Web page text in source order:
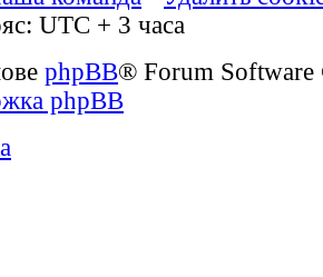
UTC + 3 часа
phpBB® Forum
phpBB